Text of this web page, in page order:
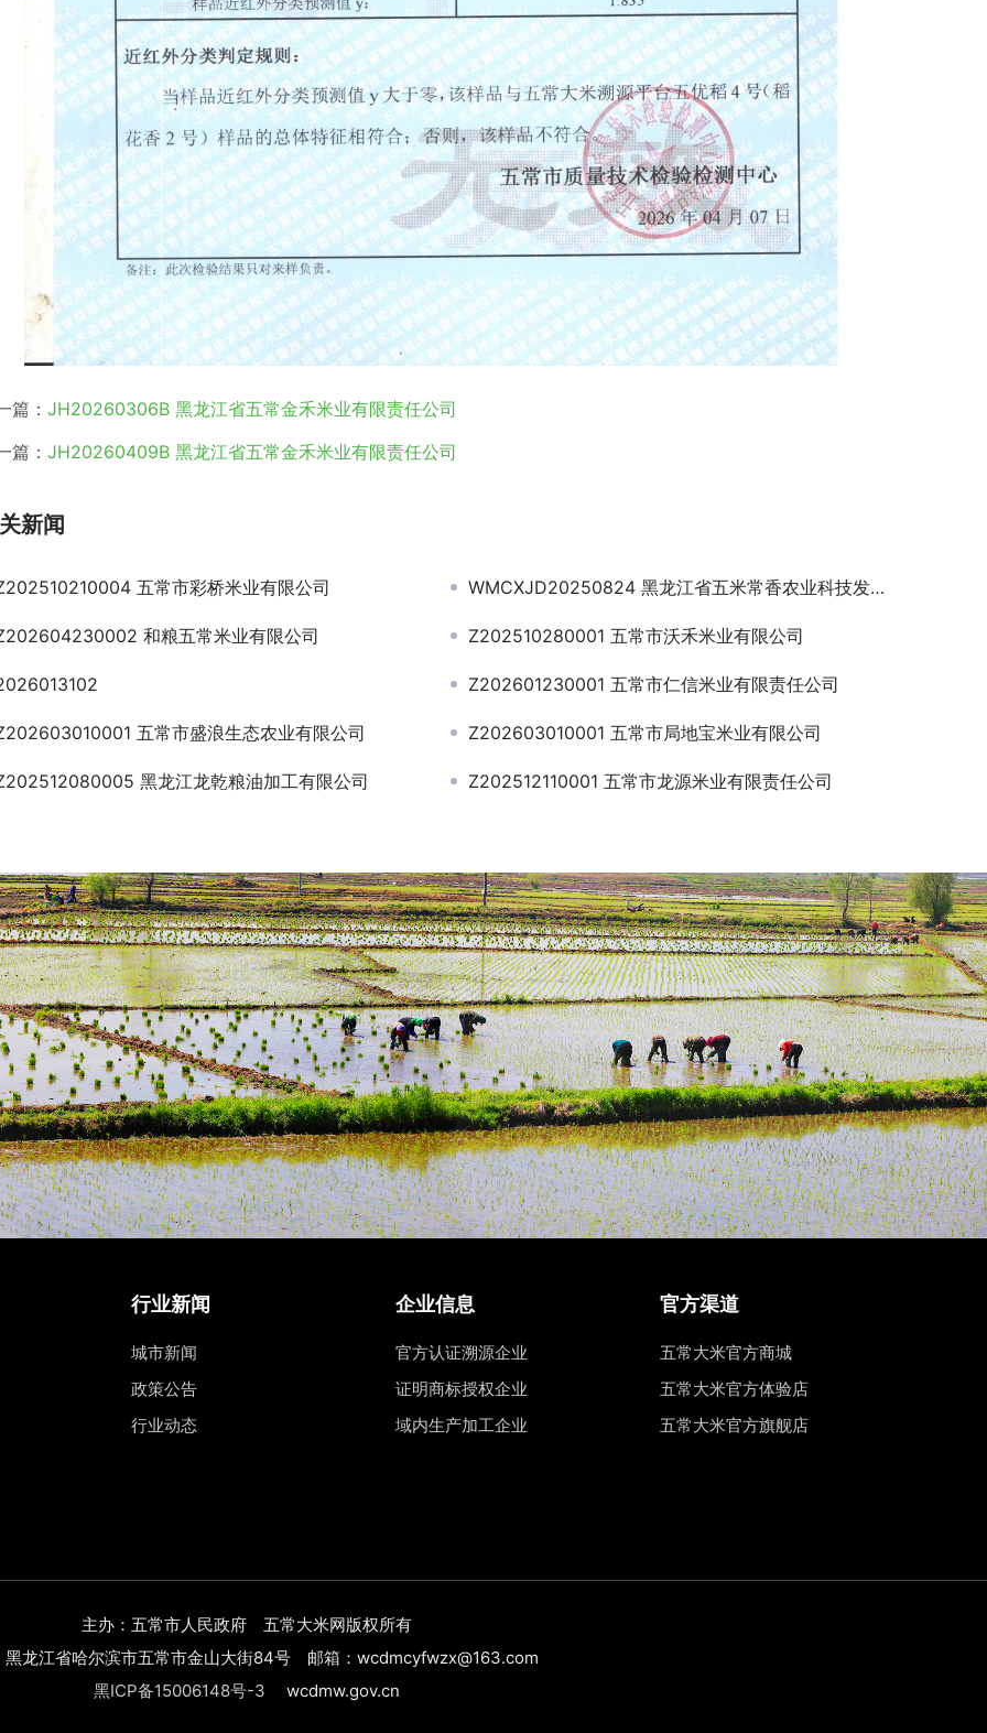
篇： JH20260306B 黑龙江省五常金禾米业有限责任公司
篇： JH20260409B 黑龙江省五常金禾米业有限责任公司
新闻
五常市彩桥米业有限公司 WMCXJD20250824 黑龙江省五米常香农业科技发展股份有限公司
和粮五常米业有限公司 Z202510280001 五常市沃禾米业有限公司
Z202601230001 五常市仁信米业有限责任公司
五常市盛浪生态农业有限公司 Z202603010001 五常市局地宝米业有限公司
黑龙江龙乾粮油加工有限公司 Z202512110001 五常市龙源米业有限责任公司
行业新闻
城市新闻
政策公告
行业动态
企业信息
官方认证溯源企业
证明商标授权企业
域内生产加工企业
官方渠道
五常大米官方商城
五常大米官方体验店
五常大米官方旗舰店
主办：五常市人民政府 五常大米网版权所有
黑龙江省哈尔滨市五常市金山大街84号 邮箱：wcdmcyfwzx@163.com
黑ICP备15006148号-3 wcdmw.gov.cn